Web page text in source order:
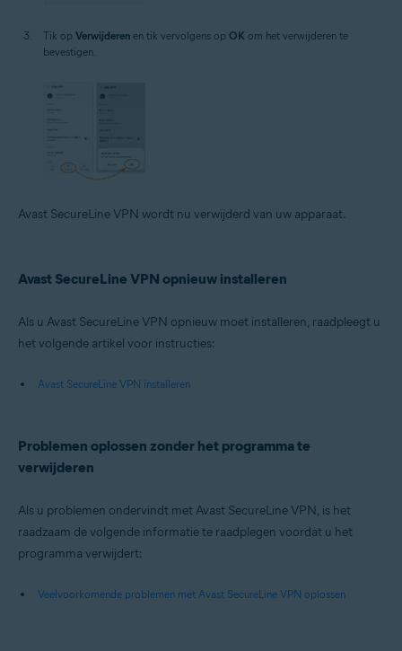
Tik op Verwijderen en tik vervolgens op OK om het verwijderen te
bevestigen.
Avast SecureLine VPN wordt nu verwijderd van uw apparaat.
Avast SecureLine VPN opnieuw installeren
Als u Avast SecureLine VPN opnieuw moet installeren, raadpleegt u
het volgende artikel voor instructies:
Avast SecureLine VPN installeren
Problemen oplossen zonder het programma te
verwijderen
Als u problemen ondervindt met Avast SecureLine VPN, is het
raadzaam de volgende informatie te raadplegen voordat u het
programma verwijdert:
Veelvoorkomende problemen met Avast SecureLine VPN oplossen